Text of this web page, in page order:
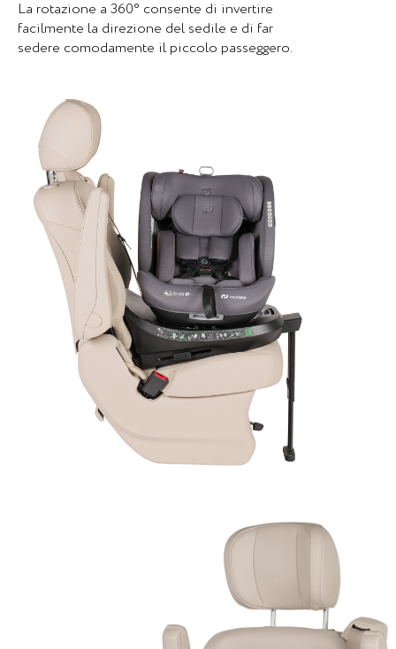
La rotazione a 360° consente di invertire
facilmente la direzione del sedile e di far
sedere comodamente il piccolo passeggero.